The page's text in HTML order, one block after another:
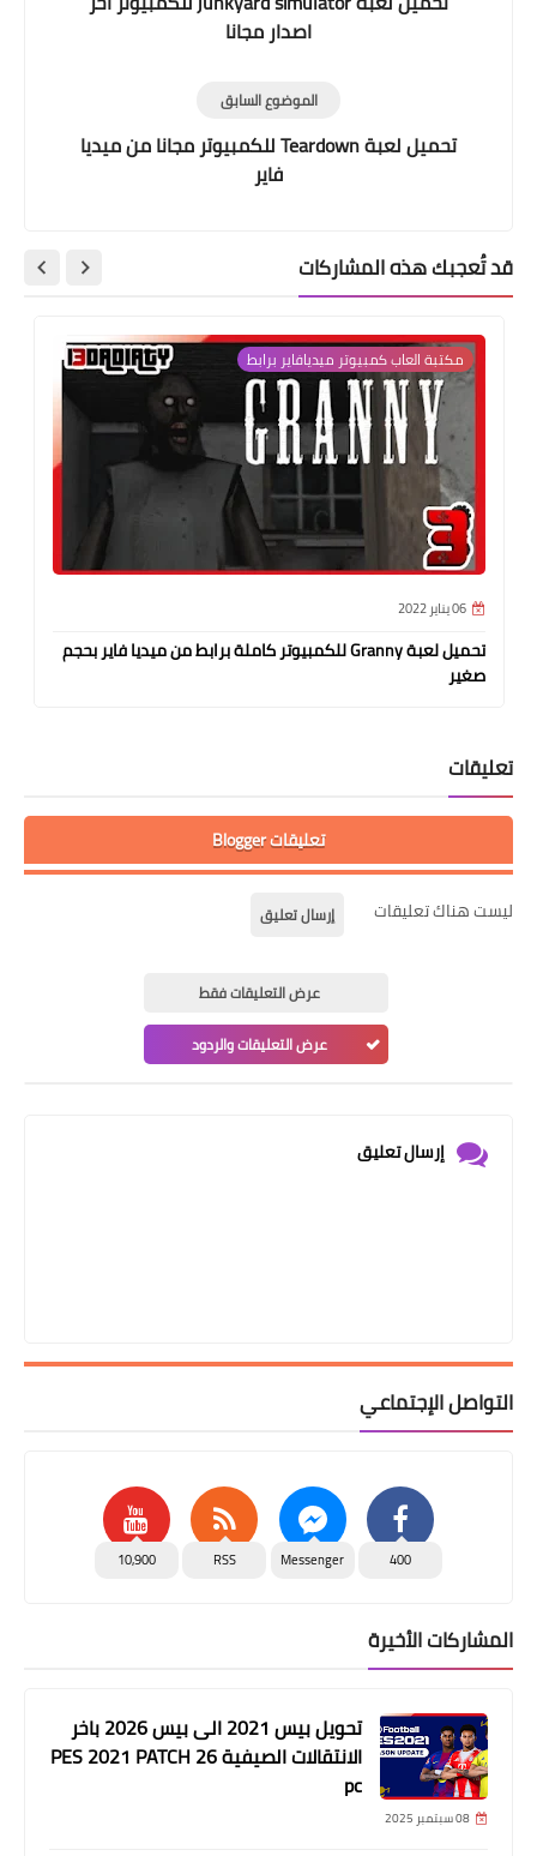
اصدار مجانا
الموضوع السابق
تحميل لعبة Teardown للكمبيوتر مجانا من ميديا
فاير
قد تُعجبك هذه المشاركات
مكتبة العاب كمبيوتر ميديافاير برابط
06 يناير 2022
تحميل لعبة Granny للكمبيوتر كاملة برابط من ميديا فاير بحجم
صغير
تعليقات
تعليقات Blogger
ليست هناك تعليقات إرسال تعليق
عرض التعليقات فقط
عرض التعليقات والردود
إرسال تعليق
التواصل الإجتماعي
400
Messenger
RSS
10,900
المشاركات الأخيرة
تحويل بيس 2021 الى بيس 2026 باخر
الانتقالات الصيفية PES 2021 PATCH 26
pc
08 سبتمبر 2025